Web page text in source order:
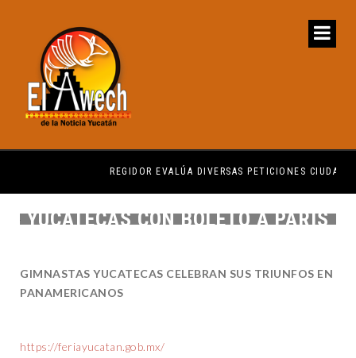
REGIDOR EVALÚA DIVERSAS PETICIONES CIUDADANAS
YUCATECAS CON BOLETO A PARÍS
GIMNASTAS YUCATECAS CELEBRAN SUS TRIUNFOS EN
PANAMERICANOS
https://feriayucatan.gob.mx/